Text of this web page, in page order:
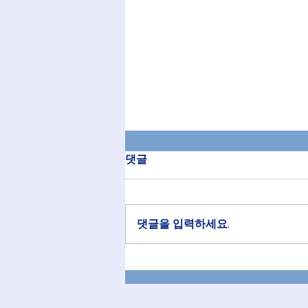
2026년 8월 2일 교회소식
할렐루야! 하나님께 영광과 찬송을
드립니다. 오늘은 성찬 주일입니다.
감사함으로 참여하십시다. 8월 특
별 새벽기도회가 8월 11(화)일
교 지역과 선교사님들을 위해 기도
하십시다. 벨리즈, 케냐, 미자립교
댓글
댓글을 입력하세요.